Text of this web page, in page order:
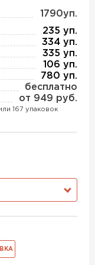
1790уп.
235 уп.
334 уп.
335 уп.
106 уп.
780 уп.
бесплатно
от 949 руб.
167 упаковок